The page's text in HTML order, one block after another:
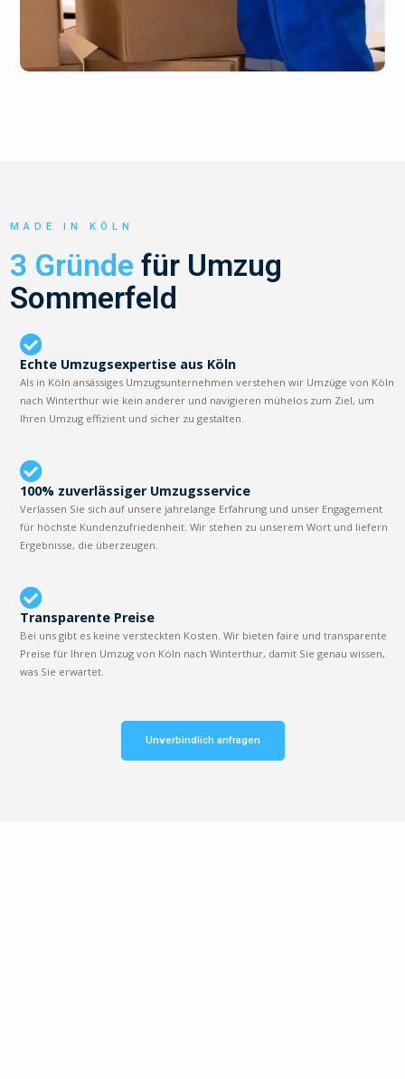
MADE IN KÖLN
3 Gründe für Umzug
Sommerfeld
Echte Umzugsexpertise aus Köln
Als in Köln ansässiges Umzugsunternehmen verstehen wir Umzüge von Köln
nach Winterthur wie kein anderer und navigieren mühelos zum Ziel, um
Ihren Umzug effizient und sicher zu gestalten.
100% zuverlässiger Umzugsservice
Verlassen Sie sich auf unsere jahrelange Erfahrung und unser Engagement
für höchste Kundenzufriedenheit. Wir stehen zu unserem Wort und liefern
Ergebnisse, die überzeugen.
Transparente Preise
Bei uns gibt es keine versteckten Kosten. Wir bieten faire und transparente
Preise für Ihren Umzug von Köln nach Winterthur, damit Sie genau wissen,
was Sie erwartet.
Unverbindlich anfragen